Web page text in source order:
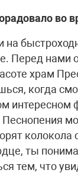
во
на
Перед нами
храм
когда
ты
тем, что